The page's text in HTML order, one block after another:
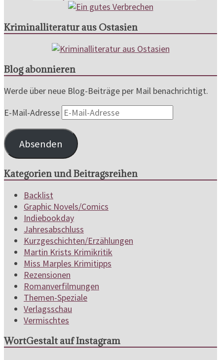
Kriminalliteratur aus Ostasien
Blog abonnieren
Werde über neue Blog-Beiträge per Mail benachrichtigt.
E-Mail-Adresse
Absenden
Kategorien und Beitragsreihen
Backlist
Graphic Novels/Comics
Indiebookday
Jahresabschluss
Kurzgeschichten/Erzählungen
Martin Krists Krimikritik
Miss Marples Krimitipps
Rezensionen
Romanverfilmungen
Themen-Speziale
Verlagsschau
Vermischtes
WortGestalt auf Instagram